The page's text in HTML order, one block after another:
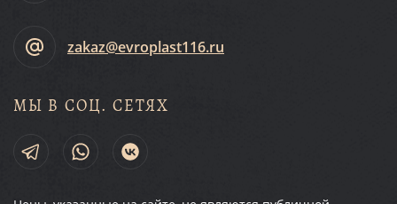
zakaz@evroplast116.ru
МЫ В СОЦ. СЕТЯХ